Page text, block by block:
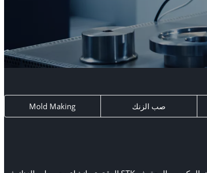
Mold Making صب الزنك